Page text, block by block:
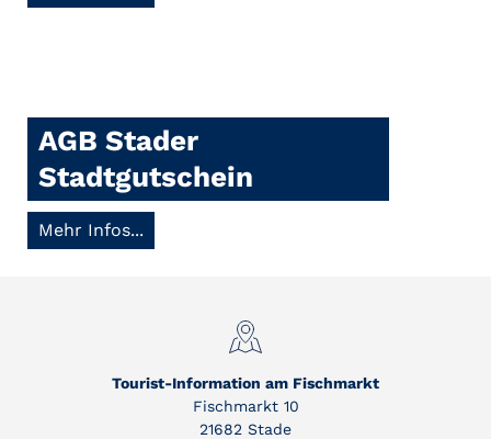
AGB Stader
Stadtgutschein
Mehr Infos...
Tourist-Information am Fischmarkt
Fischmarkt 10
21682 Stade